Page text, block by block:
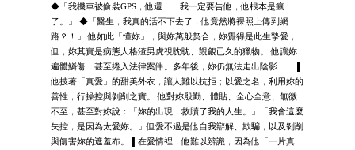
◆「我機車被偷裝GPS，他還……我一定要告他，他根本是瘋
了。」 ◆「醫生，我真的活不下去了，他竟然將裸照上傳到網
路？！」 他如此「懂妳」，與妳萬般契合，妳覺得是此生摯愛，
但，妳其實是病態人格渣男虎視眈眈、覬覦已久的獵物。 他讓妳
遍體鱗傷，甚至捲入法律案件。多年後，妳仍無法走出陰影…… ▌
他披著「真愛」的甜美外衣，讓人難以抗拒；以愛之名，利用妳的
善性，行操控與剝削之實。 他對妳殷勤、體貼、全心全意、無微
不至，甚至對妳說：「妳的出現，救贖了我的人生。」「我會這麼
失控，是因為太愛妳。」但愛不過是他自我辯解、欺騙，以及剝削
與傷害妳的遮羞布。 ▌在愛情裡，他難以辨識，因為他「一片真